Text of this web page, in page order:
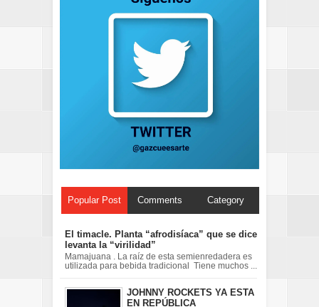
Popular Post Comments Category
El timacle. Planta “afrodisíaca” que se dice
levanta la “virilidad”
Mamajuana . La raíz de esta semienredadera es
utilizada para bebida tradicional Tiene muchos ...
JOHNNY ROCKETS YA ESTA
EN REPÚBLICA